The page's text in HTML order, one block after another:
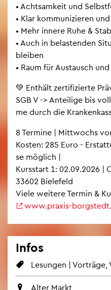
• Acht­sam­keit und
• Klar kom­mu­ni­zie­ren
• Mehr in­ne­re Ruhe &
• Auch in be­las­ten­den
blei­ben
• Raum für Aus­tausch
💚 Ent­hält zer­ti­fi­zier­te
SGB V -> An­tei­li­ge bis
me durch die
8 Ter­mi­ne | Mitt­wochs
Kos­ten: 285 Euro -
se mög­lich |
Kurs­start 1: 02.09.2026 |
33602 Bie­le­feld
Viele wei­te­re Ter­min &
www.​praxis-​
Infos
Le­sun­gen | Vor­trä­ge,
Alter Markt